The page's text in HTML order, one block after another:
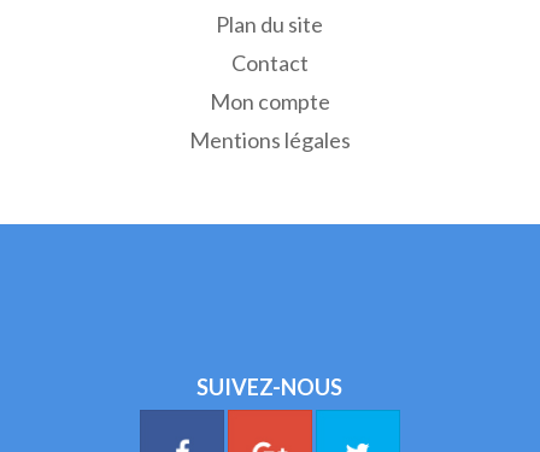
Plan du site
Contact
Mon compte
Mentions légales
SUIVEZ-NOUS